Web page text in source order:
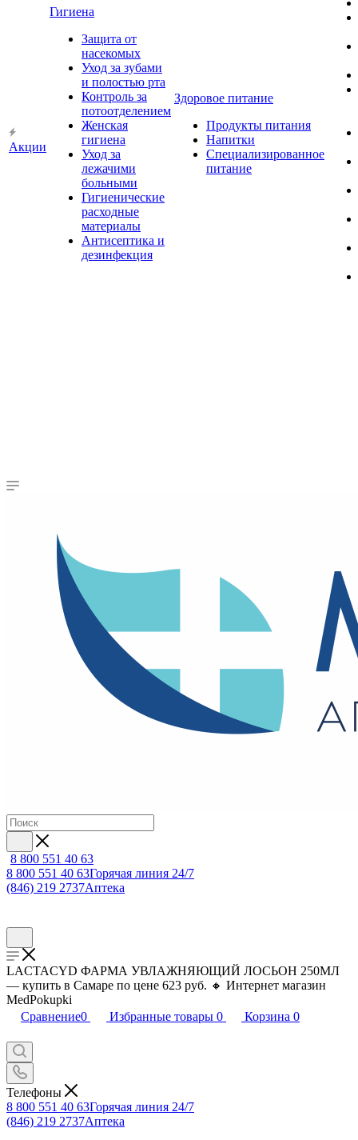
Акции
Гигиена
Защита от
насекомых
Уход за зубами
и полостью рта
Контроль за
потоотделением
Женская
гигиена
Уход за
лежачими
больными
Гигиенические
расходные
материалы
Антисептика и
дезинфекция
Здоровое питание
Продукты питания
Напитки
Специализированное
питание
8 800 551 40 63
8 800 551 40 63Горячая линия 24/7
(846) 219 2737Аптека
LACTACYD ФАРМА УВЛАЖНЯЮЩИЙ ЛОСЬОН 250МЛ
— купить в Самаре по цене 623 руб. 🔸 Интернет магазин
MedPokupki
Сравнение0 Избранные товары 0 Корзина 0
Телефоны
8 800 551 40 63Горячая линия 24/7
(846) 219 2737Аптека